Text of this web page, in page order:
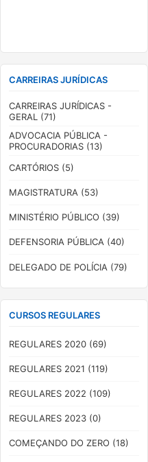
CARREIRAS JURÍDICAS
CARREIRAS JURÍDICAS -
GERAL (71)
ADVOCACIA PÚBLICA -
PROCURADORIAS (13)
CARTÓRIOS (5)
MAGISTRATURA (53)
MINISTÉRIO PÚBLICO (39)
DEFENSORIA PÚBLICA (40)
DELEGADO DE POLÍCIA (79)
CURSOS REGULARES
REGULARES 2020 (69)
REGULARES 2021 (119)
REGULARES 2022 (109)
REGULARES 2023 (0)
COMEÇANDO DO ZERO (18)